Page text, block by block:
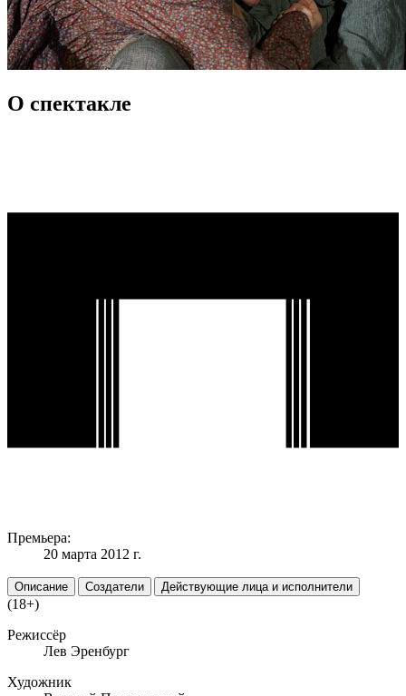
О спектакле
Премьера:
20 марта 2012 г.
Описание Создатели Действующие лица и исполнители
(18+)
Режиссёр
Лев Эренбург
Художник